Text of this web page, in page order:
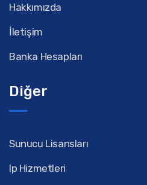
Hakkımızda
İletişim
Banka Hesapları
Diğer
Sunucu Lisansları
Ip Hizmetleri